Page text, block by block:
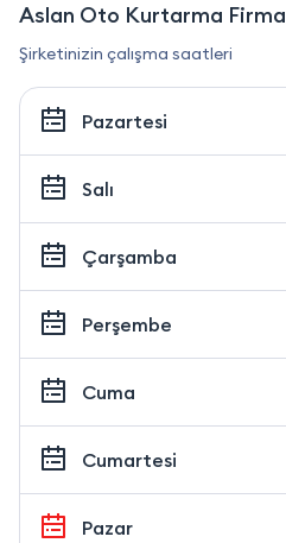
Aslan Oto Kurtarma Firma
Şirketinizin çalışma saatleri
Pazartesi
Salı
Çarşamba
Perşembe
Cuma
Cumartesi
Pazar